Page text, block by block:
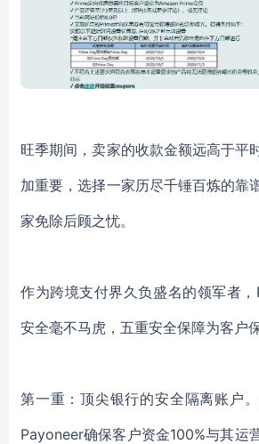
旺季期间，卖家的收款金额远高于平
加重要，选择一家历尽千锤百炼的靠
家免除后顾之忧。
作为跨境支付界久负盛名的领军者，
安全毫不马虎，五重安全保障为客户
第一重：顶尖银行的安全隔离账户
Payoneer确保客户资金100%与其运